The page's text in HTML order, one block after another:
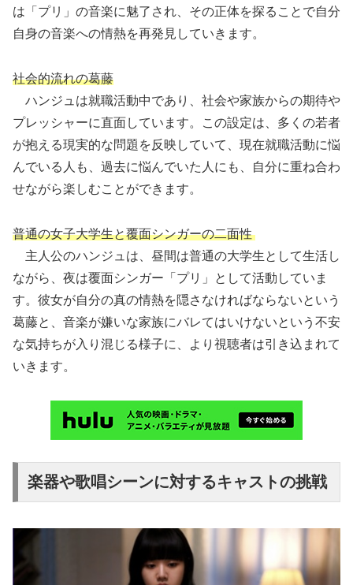
は「プリ」の音楽に魅了され、その正体を探ることで自分
自身の音楽への情熱を再発見していきます。
社会的流れの葛藤
ハンジュは就職活動中であり、社会や家族からの期待や
プレッシャーに直面しています。この設定は、多くの若者
が抱える現実的な問題を反映していて、現在就職活動に悩
んでいる人も、過去に悩んでいた人にも、自分に重ね合わ
せながら楽しむことができます。
普通の女子大学生と覆面シンガーの二面性
主人公のハンジュは、昼間は普通の大学生として生活し
ながら、夜は覆面シンガー「プリ」として活動していま
す。彼女が自分の真の情熱を隠さなければならないという
葛藤と、音楽が嫌いな家族にバレてはいけないという不安
な気持ちが入り混じる様子に、より視聴者は引き込まれて
いきます。
楽器や歌唱シーンに対するキャストの挑戦